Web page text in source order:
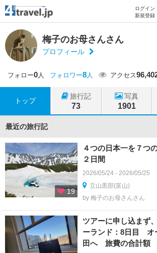
ログイン
新規登録
梅子のお母さんさん
プロフィール
フォロー0人 フォロワー8人 アクセス
トップ
旅行記
73
写真
1901
最近の旅行記
19
４つの日本一を７つ
２日間
2026/05/24 - 2026/05/25
立山黒部(富山)
by 梅子のお母さんさん
ツアーに申し込まず
ーランド：8日目 オ
田へ 旅費の合計額